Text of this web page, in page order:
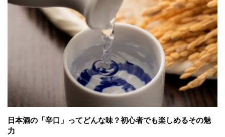
日本酒の「辛口」ってどんな味？初心者でも楽しめるその魅
力